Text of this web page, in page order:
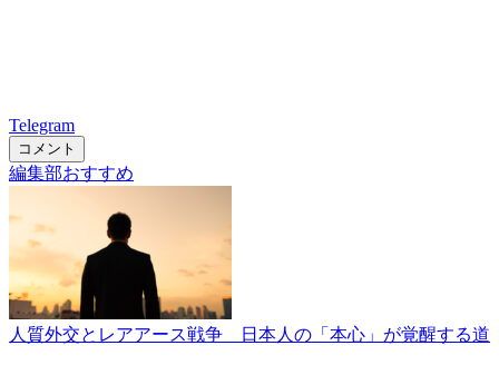
Telegram
コメント
編集部おすすめ
人質外交とレアアース戦争 日本人の「本心」が覚醒する道